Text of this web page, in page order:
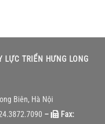
TRIỂN HƯNG LONG
Biên, Hà Nội
–
Fax: